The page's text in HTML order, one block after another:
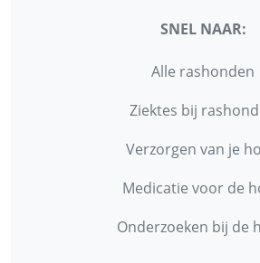
SNEL NAAR:
Alle rashonden
Ziektes bij
Verzorgen van je
Medicatie voor de
Onderzoeken bij de